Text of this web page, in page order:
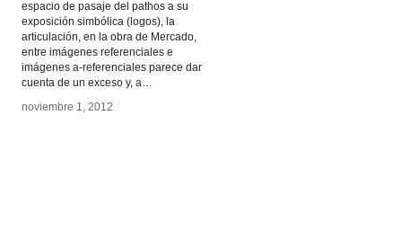
espacio de pasaje del pathos a su
exposición simbólica (logos), la
articulación, en la obra de Mercado,
entre imágenes referenciales e
imágenes a-referenciales parece dar
cuenta de un exceso y, a…
noviembre 1, 2012 /
noviembre 1, 2012 /